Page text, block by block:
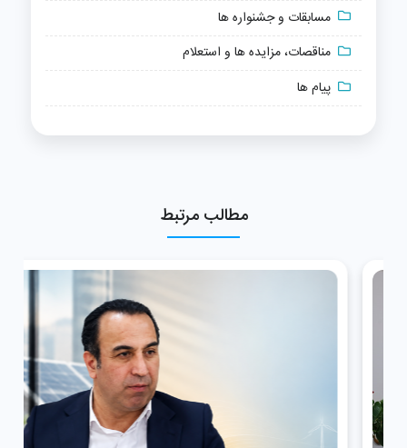
مسابقات و جشنواره ها
مناقصات، مزایده ها و استعلام
پیام ها
مطالب مرتبط